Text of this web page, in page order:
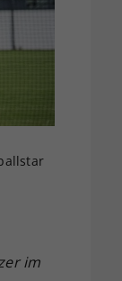
im
der